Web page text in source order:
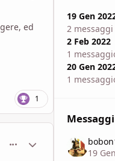
ed
1
comment_1788524
Statistiche Autore
19 Gen
2 messaggi
2 Feb 2022
1
20 Gen
1
19